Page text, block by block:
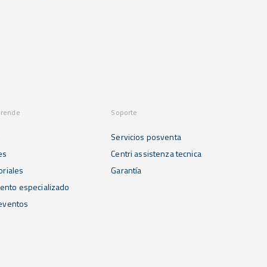
especializado
Soporte
Servicios posventa
Centri assistenza tecnica
Garantía